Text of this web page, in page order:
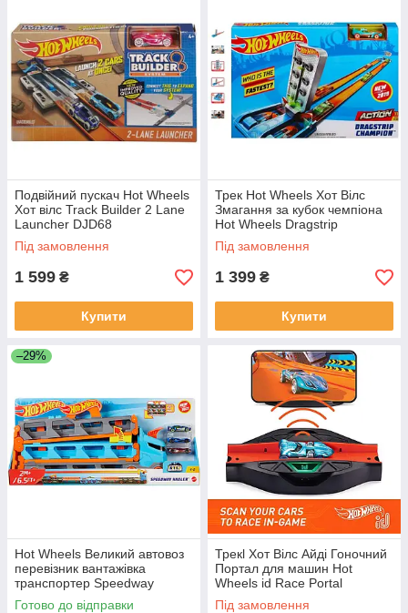
Подвійний пускач Hot Wheels
Хот вілс Track Builder 2 Lane
Launcher DJD68
Під замовлення
1 599 ₴
Купити
Трек Hot Wheels Хот Вілс
Змагання за кубок чемпіона
Hot Wheels Dragstrip
Champion
Під замовлення
1 399 ₴
Купити
–29%
Hot Wheels Великий автовоз
перевізник вантажівка
транспортер Speedway
Hauler GVG37 HW
Готово до відправки
Трекl Хот Вілс Айді Гоночний
Портал для машин Hot
Wheels id Race Portal
Під замовлення